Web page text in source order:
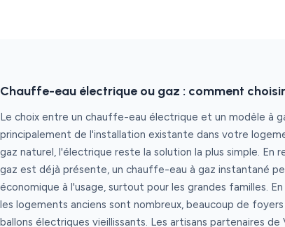
Chauffe-eau électrique ou gaz : comment
Le choix entre un chauffe-eau électrique et un modèle à
principalement de l'installation existante dans votre
gaz naturel, l'électrique reste la solution la plus simple. En
gaz est déjà présente, un chauffe-eau à gaz instantané
économique à l'usage, surtout pour les grandes familles.
les logements anciens sont nombreux, beaucoup de
ballons électriques vieillissants. Les artisans partenaires de